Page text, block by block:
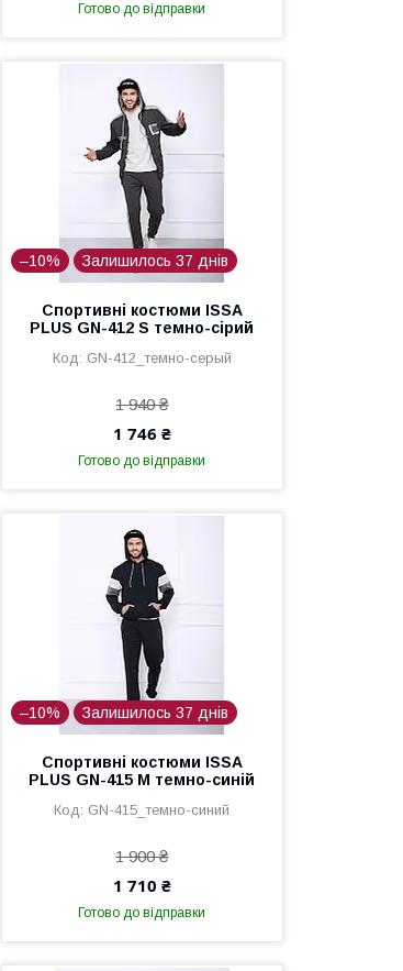
Готово до відправки
–10% Залишилось 37 днів
Спортивні костюми ISSA
PLUS GN-412 S темно-сірий
GN-412_темно-серый
1 940 ₴
1 746 ₴
Готово до відправки
–10% Залишилось 37 днів
Спортивні костюми ISSA
PLUS GN-415 M темно-синій
GN-415_темно-синий
1 900 ₴
1 710 ₴
Готово до відправки